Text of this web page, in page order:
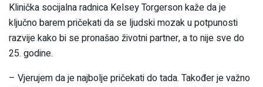
Klinička socijalna radnica Kelsey Torgerson kaže da je
ključno barem pričekati da se ljudski mozak u potpunosti
razvije kako bi se pronašao životni partner, a to nije sve do
25. godine.
– Vjerujem da je najbolje pričekati do tada. Također je važno